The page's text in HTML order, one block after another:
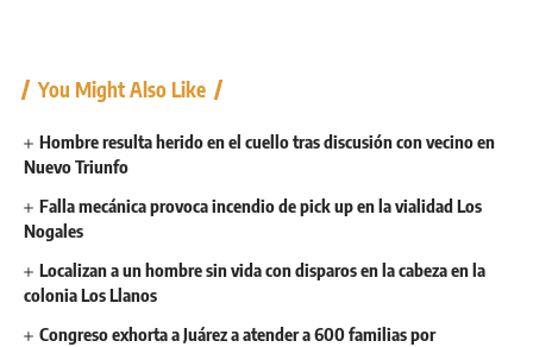
You Might Also Like
Hombre resulta herido en el cuello tras discusión con vecino en
Nuevo Triunfo
Falla mecánica provoca incendio de pick up en la vialidad Los
Nogales
Localizan a un hombre sin vida con disparos en la cabeza en la
colonia Los Llanos
Congreso exhorta a Juárez a atender a 600 familias por